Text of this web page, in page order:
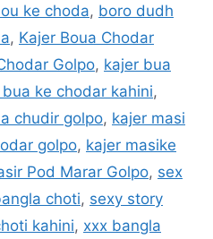
ke choda, boro dudh
, Kajer Boua Chodar
Golpo, kajer bua
ke chodar kahini,
chudir golpo, kajer masi
golpo, kajer masike
Pod Marar Golpo, sex
choti, sexy story
kahini, xxx bangla